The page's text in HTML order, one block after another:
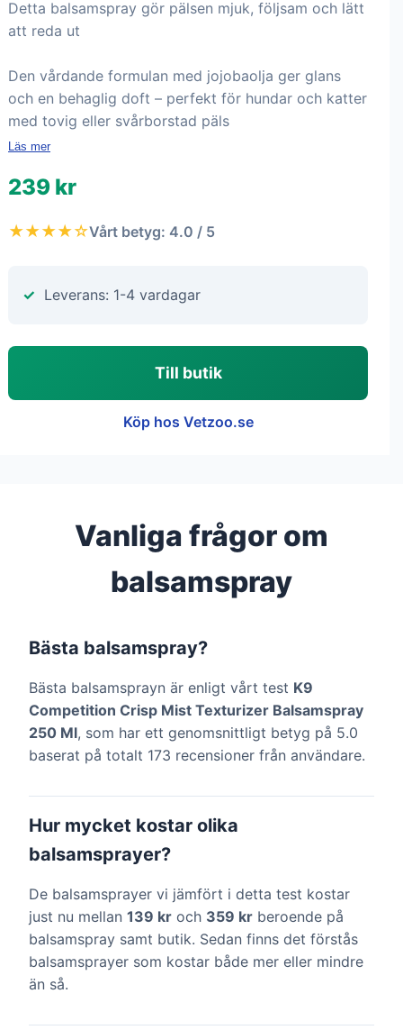
Detta balsamspray gör pälsen mjuk, följsam och lätt
att reda ut
Den vårdande formulan med jojobaolja ger glans
och en behaglig doft – perfekt för hundar och katter
med tovig eller svårborstad päls
Läs mer
239 kr
★★★★☆Vårt betyg: 4.0 / 5
Leverans: 1-4 vardagar
Till butik
Köp hos Vetzoo.se
Vanliga frågor om
balsamspray
Bästa balsamspray?
Bästa balsamsprayn är enligt vårt test K9
Competition Crisp Mist Texturizer Balsamspray
250 Ml, som har ett genomsnittligt betyg på 5.0
baserat på totalt 173 recensioner från användare.
Hur mycket kostar olika
balsamsprayer?
De balsamsprayer vi jämfört i detta test kostar
just nu mellan 139 kr och 359 kr beroende på
balsamspray samt butik. Sedan finns det förstås
balsamsprayer som kostar både mer eller mindre
än så.